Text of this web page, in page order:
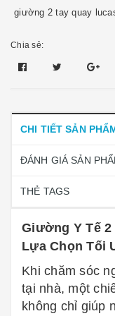
giường 2 tay quay
Chia sẻ:
CHI TIẾT SẢN
ĐÁNH GIÁ SẢN
THẺ TAGS
Giường Y Tế 2
Lựa Chọn Tối
Khi chăm sóc
tại nhà, một
không chỉ giúp